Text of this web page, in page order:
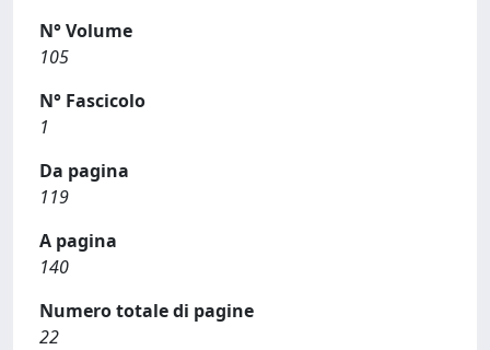
N° Volume
105
N° Fascicolo
1
Da pagina
119
A pagina
140
Numero totale di pagine
22